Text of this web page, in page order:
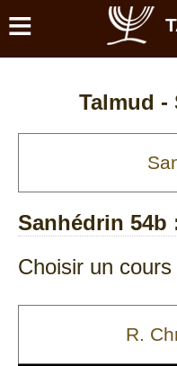
≡
Talmud -
Sanhédrin 54b
Choisir un cours